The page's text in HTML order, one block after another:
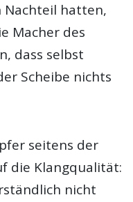
hatten,
Macher des
dass selbst
Scheibe nichts
seitens der
die Klangqualität:
nicht